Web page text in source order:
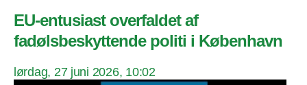
EU-entusiast overfaldet af
fadølsbeskyttende politi i København
lørdag, 27 juni 2026, 10:02